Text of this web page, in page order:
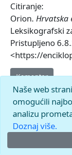
Citiranje:
Orion. Hrvatska
Leksikografski
Pristupljeno
<https://
Komentar
Naše web
omogućili
analizu
Doznaj više.
© 2026.